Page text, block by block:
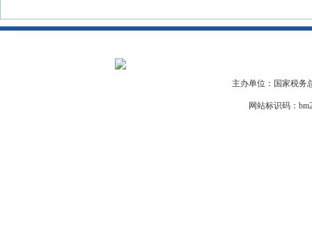
主办单位：国家税务
网站标识码：